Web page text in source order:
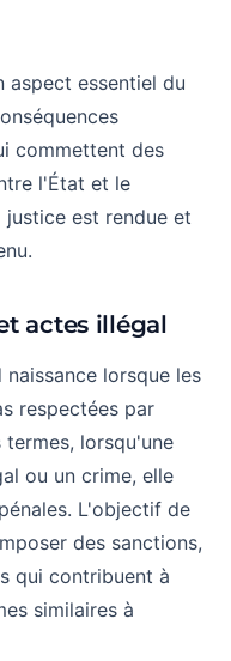
aspect essentiel du
commettent des
l'État et le
est rendue et
actes illégal
lorsque les
respectées par
lorsqu'une
ou un crime, elle
L'objectif de
des sanctions,
qui contribuent à
similaires à